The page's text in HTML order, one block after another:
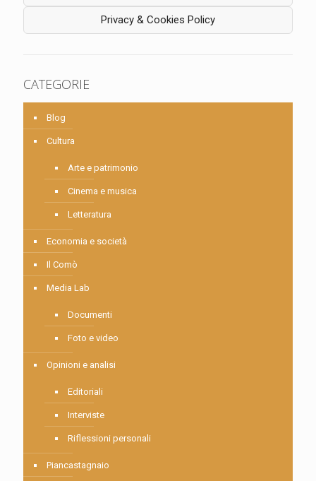
Privacy & Cookies Policy
CATEGORIE
Blog
Cultura
Arte e patrimonio
Cinema e musica
Letteratura
Economia e società
Il Comò
Media Lab
Documenti
Foto e video
Opinioni e analisi
Editoriali
Interviste
Riflessioni personali
Piancastagnaio